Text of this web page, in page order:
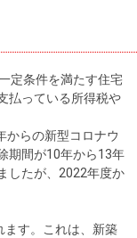
ラム）
定条件を満たす住宅
払っている所得税や
からの新型コロナウ
期間が10年から13年
したが、2022年度か
ます。これは、新築